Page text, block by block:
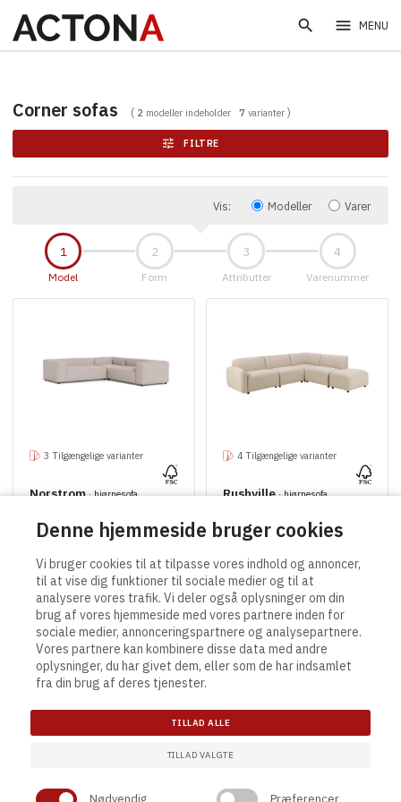
Denne hjemmeside bruger cookies
Vi bruger cookies til at tilpasse vores indhold og annoncer,
til at vise dig funktioner til sociale medier og til at
analysere vores trafik. Vi deler også oplysninger om din
brug af vores hjemmeside med vores partnere inden for
sociale medier, annonceringspartnere og analysepartnere.
Vores partnere kan kombinere disse data med andre
oplysninger, du har givet dem, eller som de har indsamlet
fra din brug af deres tjenester.
TILLAD VALGTE
TILLAD ALLE
Nødvendig Præferencer
search menu MENU
Corner sofas 2 modeller indeholder7 varianter
tune FILTRE
Vis: Modeller Varer
Model Form Attributter Varenummer
3 Tilgængelige varianter
Norstrom· hjørnesofa
4 Tilgængelige varianter
Rushville· hjørnesofa
Contact
Actona Group A/S
7500 Holstebro
Denmark
info@actonagroup.com
Links
Privatlivspolitik
Cookie indstilling